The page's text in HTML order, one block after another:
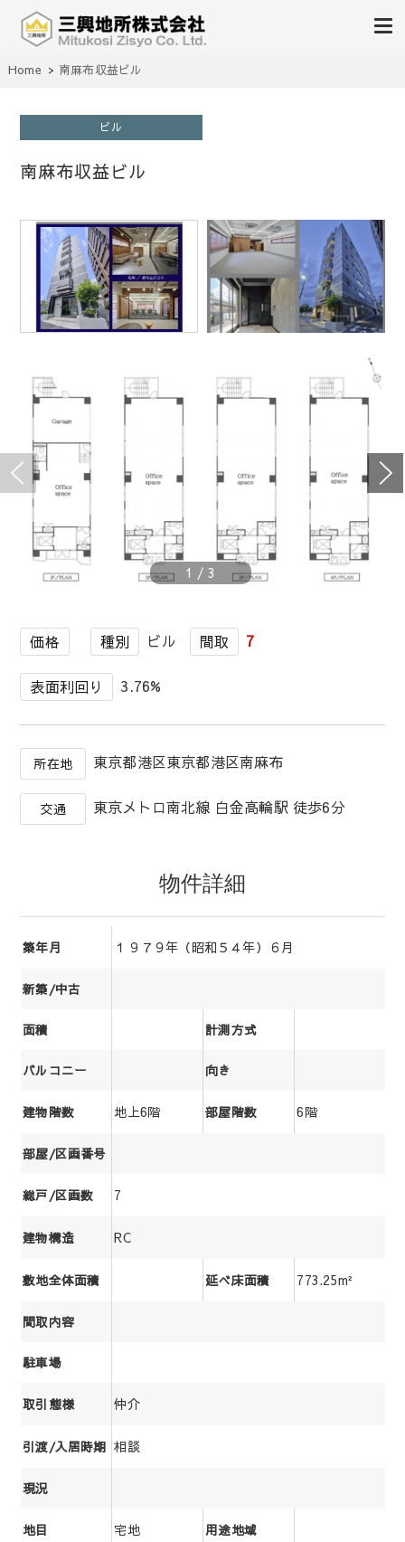
三興地所株式会社
Home 南麻布収益ビル
ビル
南麻布収益ビル
1 /3
価格 種別 ビル 間取 7
表面利回り 3.76%
所在地 東京都港区東京都港区南麻布
交通 東京メトロ南北線 白金高輪駅 徒歩6分
物件詳細
築年月 １９７９年（昭和５４年）６月
新築/中古
面積 計測方式
バルコニー 向き
建物階数 地上6階 部屋階数 6階
部屋/区画番号
総戸/区画数 7
建物構造 RC
敷地全体面積 延べ床面積 773.25m²
間取内容
駐車場
取引態様 仲介
引渡/入居時期 相談
現況
地目 宅地 用途地域